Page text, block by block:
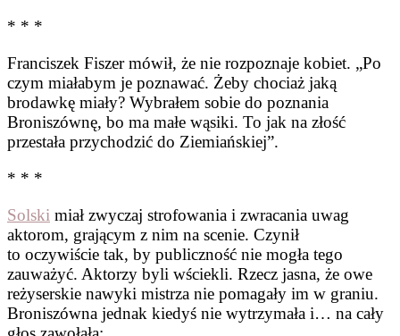
* * *
Franciszek Fiszer mówił, że nie rozpoznaje kobiet. „Po
czym miałabym je poznawać. Żeby chociaż jaką
brodawkę miały? Wybrałem sobie do poznania
Broniszównę, bo ma małe wąsiki. To jak na złość
przestała przychodzić do Ziemiańskiej”.
* * *
Solski miał zwyczaj strofowania i zwracania uwag
aktorom, grającym z nim na scenie. Czynił
to oczywiście tak, by publiczność nie mogła tego
zauważyć. Aktorzy byli wściekli. Rzecz jasna, że owe
reżyserskie nawyki mistrza nie pomagały im w graniu.
Broniszówna jednak kiedyś nie wytrzymała i… na cały